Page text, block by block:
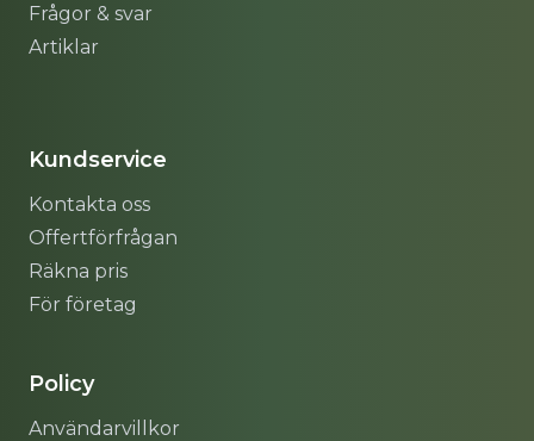
Frågor & svar
Artiklar
Kundservice
Kontakta oss
Offertförfrågan
Räkna pris
För företag
Policy
Användarvillkor